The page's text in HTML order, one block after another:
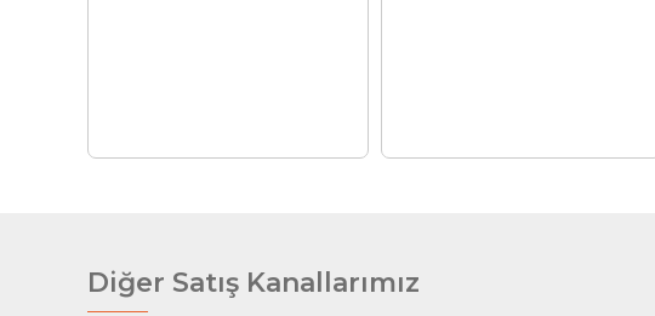
Diğer Satış Kanallarımız